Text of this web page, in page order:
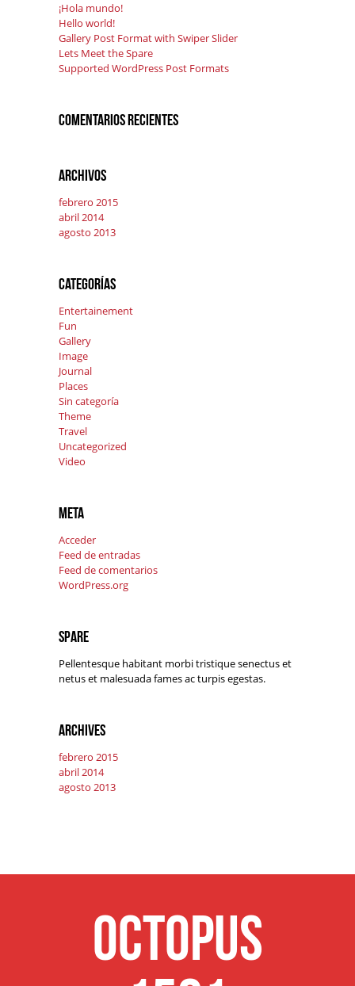
¡Hola mundo!
Hello world!
Gallery Post Format with Swiper Slider
Lets Meet the Spare
Supported WordPress Post Formats
Comentarios recientes
Archivos
febrero 2015
abril 2014
agosto 2013
Categorías
Entertainement
Fun
Gallery
Image
Journal
Places
Sin categoría
Theme
Travel
Uncategorized
Video
Meta
Acceder
Feed de entradas
Feed de comentarios
WordPress.org
Spare
Pellentesque habitant morbi tristique senectus et
netus et malesuada fames ac turpis egestas.
Archives
febrero 2015
abril 2014
agosto 2013
Octopus